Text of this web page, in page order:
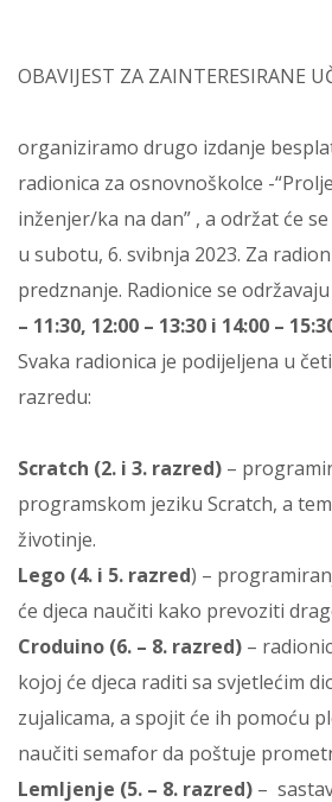
OBAVIJEST ZA ZAINTERESIRANE
organiziramo drugo izdanje
radionica za osnovnoškolce -
inženjer/ka na dan” , a održat će se
u subotu, 6. svibnja 2023. Za
predznanje. Radionice se
– 11:30, 12:00 – 13:30 i 14:00 –
Svaka radionica je podijeljena u
razredu:
Scratch (2. i 3. razred) –
programskom jeziku Scratch, a
životinje.
Lego (4. i 5. razred) –
će djeca naučiti kako prevoziti
Croduino (6. – 8. razred) –
kojoj će djeca raditi sa svjetlećim
zujalicama, a spojit će ih pomoću
naučiti semafor da poštuje
Lemljenje (5. – 8. razred) –